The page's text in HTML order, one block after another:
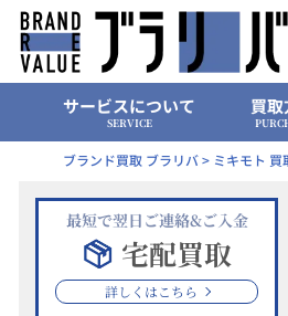
サービスについて
SERVICE
買
ブランド買取 ブラリバ> ミキモト 買
最短で翌日ご連絡&ご入金
宅配買取
詳しくはこちら